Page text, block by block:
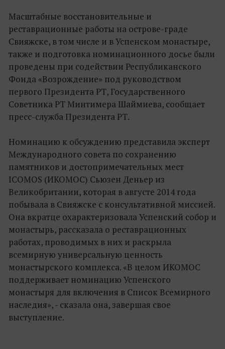
Масштабные восстановительные и
реставрационные работы на острове-граде
Свияжске, в том числе и в Успенском монастыре,
также и подготовка номинационного досье были
проведены при содействии Республиканского
Фонда «Возрождение» под руководством
первого Президента РТ, Государственного
Советника РТ Минтимера Шаймиева, сообщает
пресс-служба Президента РТ.
Номинацию к обсуждению представила эксперт
Международного совета по сохранению
памятников и достопримечательных мест
ICOMOS (ИКОМОС) Сьюзен Деньер из
Великобритании, которая в августе 2014 года
побывала в Свияжске с консультативной миссией.
Она вкратце охарактеризовала Успенский собор и
монастырь, рассказала о реставрационных
работах, проводимых в них и раскрыла
всемирную универсальную ценность
монастырского комплекса. «В целом ИКОМОС
поддерживает номинацию Успенского
монастыря для включения в Список Всемирного
наследия», - сказала она, завершая свое
выступление.